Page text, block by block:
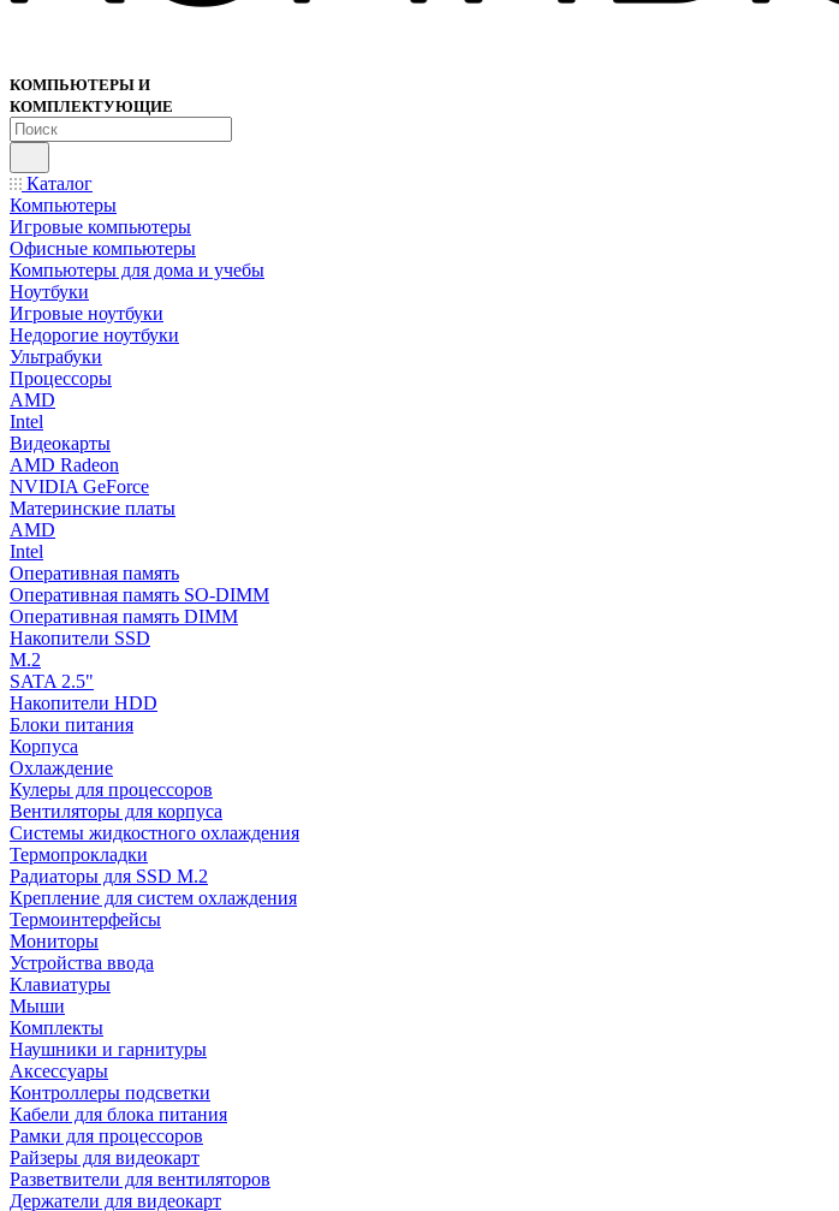
КОМПЬЮТЕРЫ И
КОМПЛЕКТУЮЩИЕ
Каталог
Компьютеры
Игровые компьютеры
Офисные компьютеры
Компьютеры для дома и учебы
Ноутбуки
Игровые ноутбуки
Недорогие ноутбуки
Ультрабуки
Процессоры
AMD
Intel
Видеокарты
AMD Radeon
NVIDIA GeForce
Материнские платы
AMD
Intel
Оперативная память
Оперативная память SO-DIMM
Оперативная память DIMM
Накопители SSD
M.2
SATA 2.5"
Накопители HDD
Блоки питания
Корпуса
Охлаждение
Кулеры для процессоров
Вентиляторы для корпуса
Системы жидкостного охлаждения
Термопрокладки
Радиаторы для SSD M.2
Крепление для систем охлаждения
Термоинтерфейсы
Мониторы
Устройства ввода
Клавиатуры
Мыши
Комплекты
Наушники и гарнитуры
Аксессуары
Контроллеры подсветки
Кабели для блока питания
Рамки для процессоров
Райзеры для видеокарт
Разветвители для вентиляторов
Держатели для видеокарт